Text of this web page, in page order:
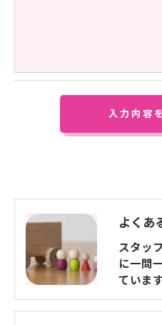
＜個人情報の開示･訂正
ご本人である事を確認の
す。
個人情報の開示･訂正･削
きにつきましては、お電
よくあ
スタッ
に一問
ていま